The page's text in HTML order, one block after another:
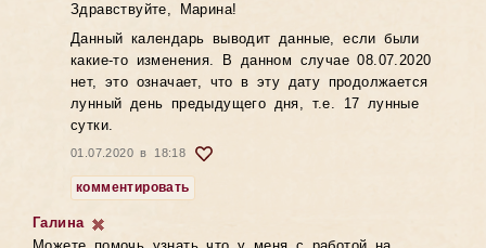
Здравствуйте, Марина!
Данный календарь выводит данные, если были
какие-то изменения. В данном случае 08.07.2020
нет, это означает, что в эту дату продолжается
лунный день предыдущего дня, т.е. 17 лунные
сутки.
01.07.2020 в 18:18
комментировать
Галина